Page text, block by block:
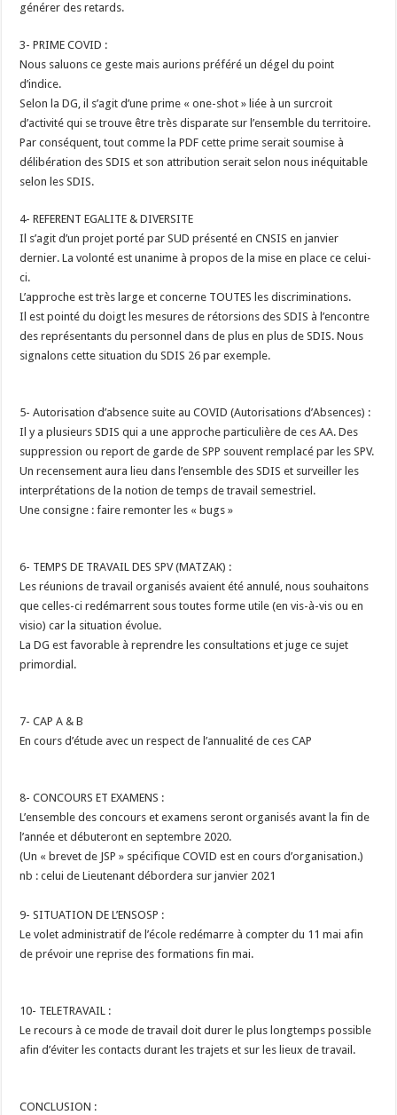
générer des retards.
3- PRIME COVID :
Nous saluons ce geste mais aurions préféré un dégel du point
d’indice.
Selon la DG, il s’agit d’une prime « one-shot » liée à un surcroit
d’activité qui se trouve être très disparate sur l’ensemble du territoire.
Par conséquent, tout comme la PDF cette prime serait soumise à
délibération des SDIS et son attribution serait selon nous inéquitable
selon les SDIS.
4- REFERENT EGALITE & DIVERSITE
Il s’agit d’un projet porté par SUD présenté en CNSIS en janvier
dernier. La volonté est unanime à propos de la mise en place ce celui-
ci.
L’approche est très large et concerne TOUTES les discriminations.
Il est pointé du doigt les mesures de rétorsions des SDIS à l’encontre
des représentants du personnel dans de plus en plus de SDIS. Nous
signalons cette situation du SDIS 26 par exemple.
5- Autorisation d’absence suite au COVID (Autorisations d’Absences) :
Il y a plusieurs SDIS qui a une approche particulière de ces AA. Des
suppression ou report de garde de SPP souvent remplacé par les SPV.
Un recensement aura lieu dans l’ensemble des SDIS et surveiller les
interprétations de la notion de temps de travail semestriel.
Une consigne : faire remonter les « bugs »
6- TEMPS DE TRAVAIL DES SPV (MATZAK) :
Les réunions de travail organisés avaient été annulé, nous souhaitons
que celles-ci redémarrent sous toutes forme utile (en vis-à-vis ou en
visio) car la situation évolue.
La DG est favorable à reprendre les consultations et juge ce sujet
primordial.
7- CAP A & B
En cours d’étude avec un respect de l’annualité de ces CAP
8- CONCOURS ET EXAMENS :
L’ensemble des concours et examens seront organisés avant la fin de
l’année et débuteront en septembre 2020.
(Un « brevet de JSP » spécifique COVID est en cours d’organisation.)
nb : celui de Lieutenant débordera sur janvier 2021
9- SITUATION DE L’ENSOSP :
Le volet administratif de l’école redémarre à compter du 11 mai afin
de prévoir une reprise des formations fin mai.
10- TELETRAVAIL :
Le recours à ce mode de travail doit durer le plus longtemps possible
afin d’éviter les contacts durant les trajets et sur les lieux de travail.
CONCLUSION :